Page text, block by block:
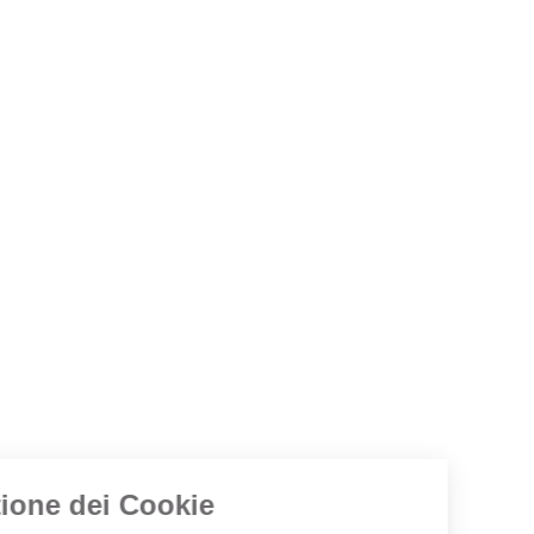
Gestione dei Cookie